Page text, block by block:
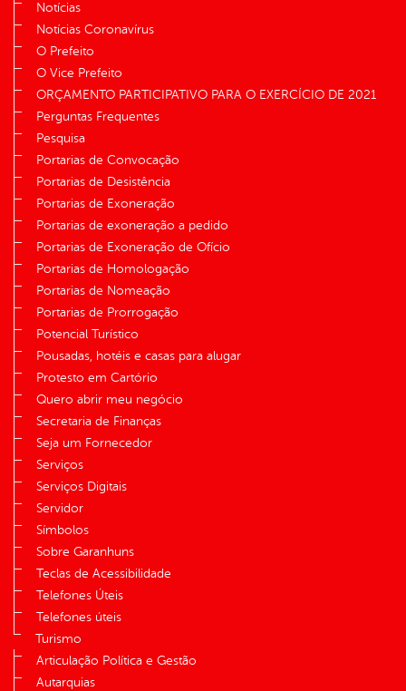
Notícias
Notícias Coronavírus
O Prefeito
O Vice Prefeito
ORÇAMENTO PARTICIPATIVO PARA O EXERCÍCIO DE 2021
Perguntas Frequentes
Pesquisa
Portarias de Convocação
Portarias de Desistência
Portarias de Exoneração
Portarias de exoneração a pedido
Portarias de Exoneração de Ofício
Portarias de Homologação
Portarias de Nomeação
Portarias de Prorrogação
Potencial Turístico
Pousadas, hotéis e casas para alugar
Protesto em Cartório
Quero abrir meu negócio
Secretaria de Finanças
Seja um Fornecedor
Serviços
Serviços Digitais
Servidor
Símbolos
Sobre Garanhuns
Teclas de Acessibilidade
Telefones Úteis
Telefones úteis
Turismo
Articulação Política e Gestão
Autarquias